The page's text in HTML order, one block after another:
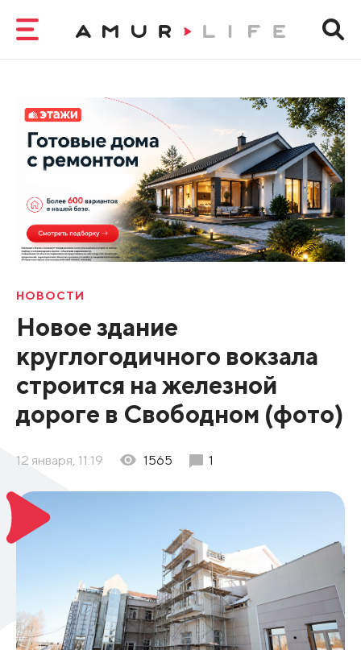
НОВОСТИ
Новое здание
круглогодичного вокзала
строится на железной
дороге в Свободном (фото)
12 января, 11:19 1565 1